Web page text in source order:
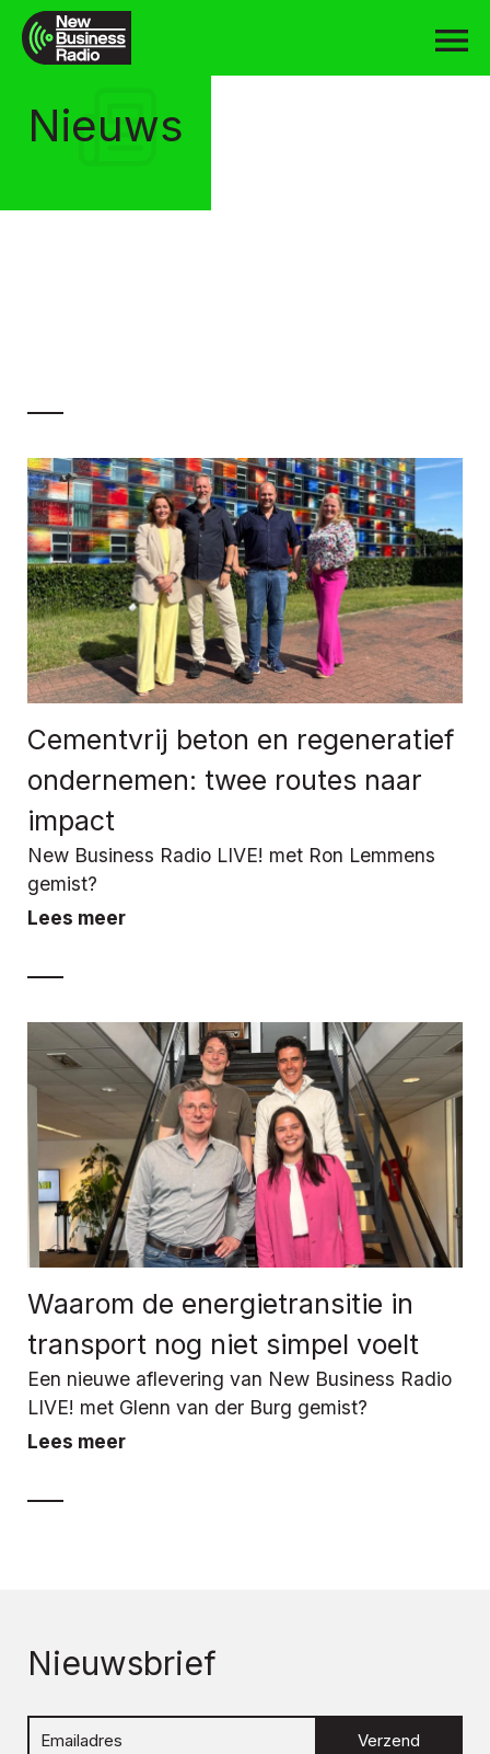
Nieuws
Cementvrij beton en regeneratief
ondernemen: twee routes naar
impact
New Business Radio LIVE! met Ron Lemmens
gemist?
Lees meer
Waarom de energietransitie in
transport nog niet simpel voelt
Een nieuwe aflevering van New Business Radio
LIVE! met Glenn van der Burg gemist?
Lees meer
Nieuwsbrief
Verzend